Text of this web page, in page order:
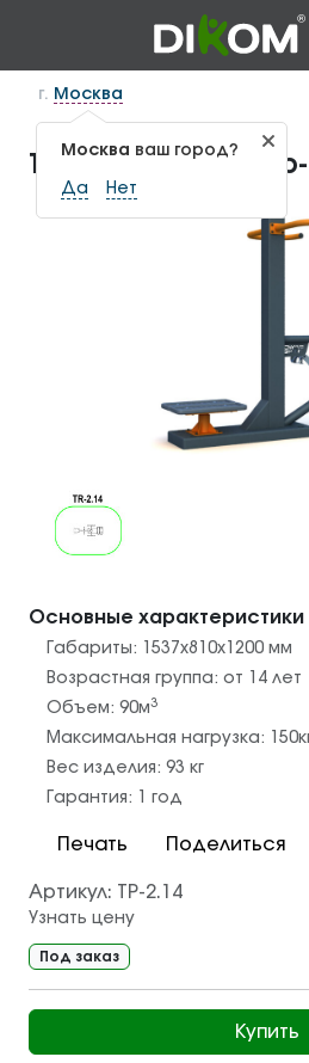
г. Москва
Москва ваш город?
Да Нет
Тренажер
Основные характеристики
Габариты: 1537х810х1200 мм
Возрастная группа: от 14 лет
Объем: 90м3
Максимальная нагрузка: 150
Вес изделия: 93 кг
Гарантия:
1 год
Печать Поделиться
Артикул: ТР-2.14
Узнать цену
Под заказ
Купить